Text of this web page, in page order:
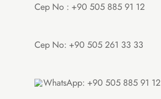
Cep No : +90 505 885 91 12
Cep No: +90 505 261 33 33
WhatsApp: +90 505 885 91 12